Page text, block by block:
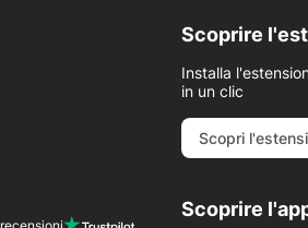
recensioni
Scoprire
Installa
in un clic
Scopri
Scoprire